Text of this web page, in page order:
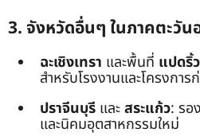
3. จังหวัดอื่นๆ ในภาคตะวัน
ฉะเชิงเทรา และพื้นที่ แปดริ้ว
สำหรับโรงงานและโครงการ
ปราจีนบุรี และสระแก้ว: รอ
และนิคมอุตสาหกรรมใหม่